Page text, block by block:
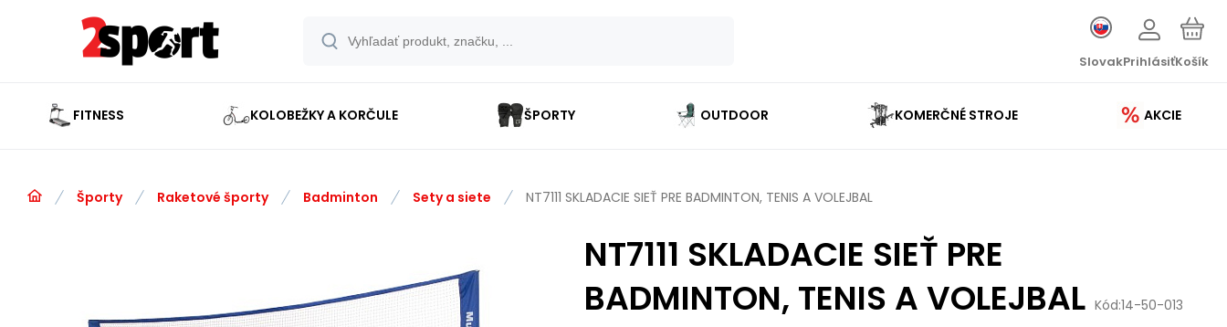
SlovakPrihlásiťKošík
FITNESS KOLOBEŽKY A KORČULE ŠPORTY OUTDOOR KOMERČNÉ STROJE AKCIE
Športy Raketové športy Badminton Sety a siete NT7111 SKLADACIE SIEŤ PRE BADMINTON, TENIS A VOLEJBAL
NT7111 SKLADACIE SIEŤ PRE
BADMINTON, TENIS A VOLEJBAL Kód:14-50-013